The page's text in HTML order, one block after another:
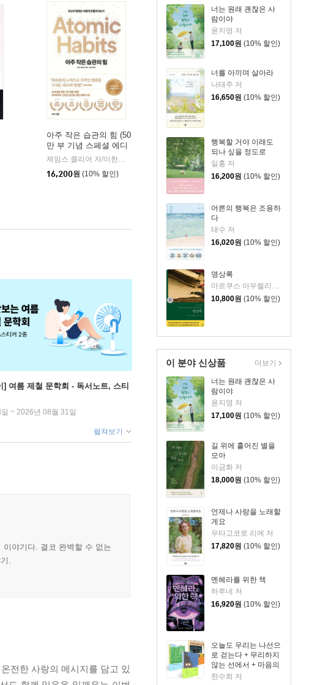
너는 원래 괜찮은 사
람이야
윤지영 저
17,100원 (10% 할인)
너를 아끼며 살아라
나태주 저
16,650원 (10% 할인)
행복할 거야 이래도
되나 싶을 정도로
일홍 저
16,200원 (10% 할인)
어른의 행복은 조용하
다
태수 저
16,020원 (10% 할인)
명상록
마르쿠스 아우렐리우스 저/박문재 역
10,800원 (10% 할인)
이 분야 신상품
너는 원래 괜찮은 사
람이야
윤지영 저
17,100원 (10% 할인)
길 위에 흩어진 별을
모아
이금화 저
18,000원 (10% 할인)
언제나 사랑을 노래할
게요
우타고코로 리에 저
17,820원 (10% 할인)
멘헤라를 위한 책
하루네 저
16,920원 (10% 할인)
오늘도 우리는 나선으
로 걷는다 + 무리하지
않는 선에서 + 마음의
문제 세트
한수희 저
더보기
아주 작은 습관의 힘 (50
만 부 기념 스페셜 에디
션)
제임스 클리어 저/이한이 역
비즈니스북스
16,200원 (10% 할인)
] 여름 제철 문학회 - 독서노트, 스티
~ 2026년 08월 31일
펼쳐보기
야기다. 결코 완벽할 수 없는
.
전한 사랑의 메시지를 담고 있